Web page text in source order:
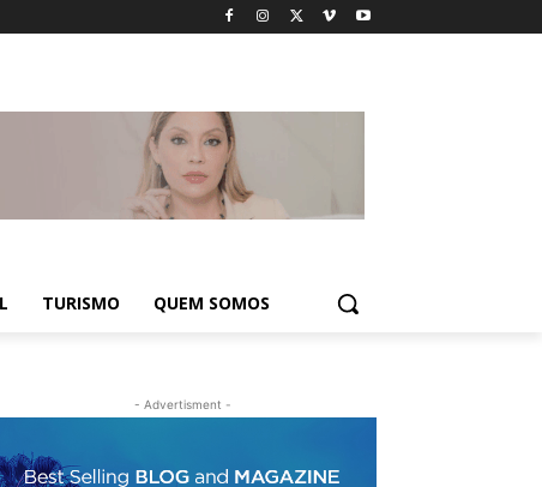
TURISMO QUEM SOMOS
- Advertisment -